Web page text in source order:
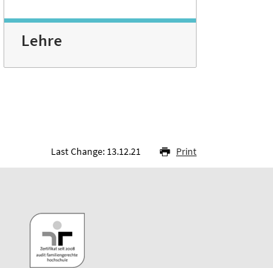
Lehre
Last Change: 13.12.21 Print